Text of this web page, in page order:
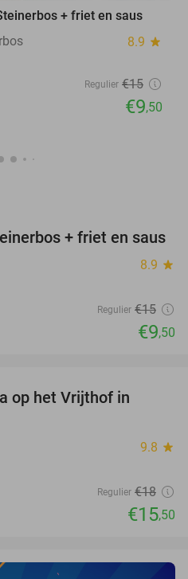
+ friet en saus
8.9 star
Regulier €15
€9,50
37%
+ friet en saus
8.9 star
Regulier €15
€9,50
op het Vrijthof in
9.8 star
Regulier €18
€15,50